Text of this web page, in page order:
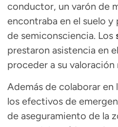
conductor, un varón de
encontraba en el suelo y
de semiconsciencia. Los
prestaron asistencia en
proceder a su valoración
Además de colaborar en
los efectivos de
de aseguramiento de la